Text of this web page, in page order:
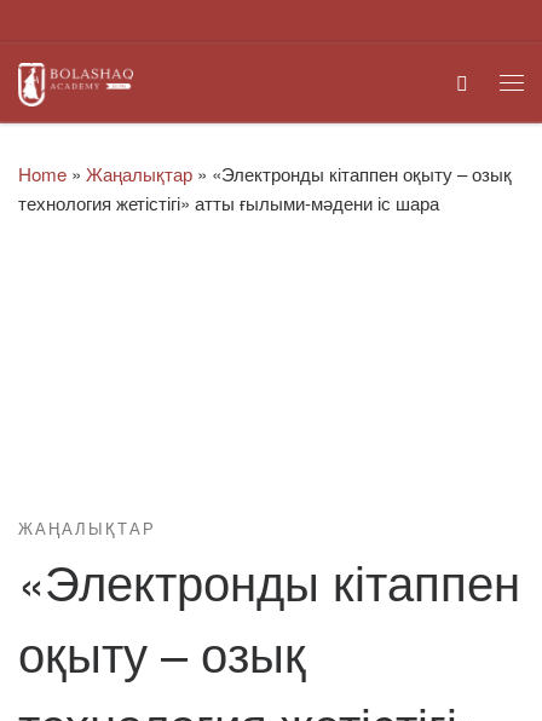
Search
Home » Жаңалықтар » «Электронды кітаппен оқыту – озық
технология жетістігі» атты ғылыми-мәдени іс шара
ЖАҢАЛЫҚТАР
«Электронды кітаппен
оқыту – озық